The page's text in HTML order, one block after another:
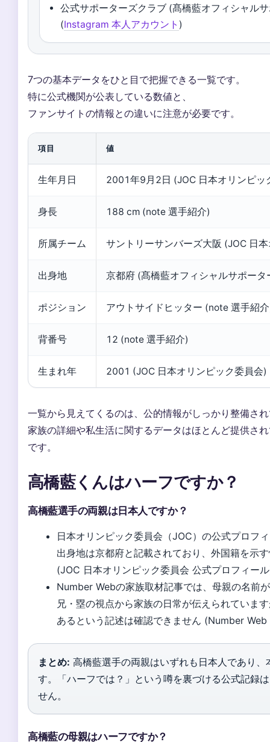
公式サポーターズクラブ (髙橋藍オフィシャル
(Instagram 本人アカウント )
7つの基本データをひと目で把握できる一覧です。
特に公式機関が公表している数値と、
ファンサイトの情報との違いに注意が必要です。
項目 値
生年月日 2001年9月2日 (JOC 日本オリンピッ
身長 188 cm (note 選手紹介)
所属チーム サントリーサンバーズ大阪 (JOC 日
出身地 京都府 (髙橋藍オフィシャルサポータ
ポジション アウトサイドヒッター (note 選手紹
背番号 12 (note 選手紹介)
生まれ年 2001 (JOC 日本オリンピック委員会)
一覧から見えてくるのは、公的情報がしっかり整備さ
家族の詳細や私生活に関するデータはほとんど提供さ
です。
高橋藍くんはハーフですか？
高橋藍選手の両親は日本人ですか？
日本オリンピック委員会（JOC）の公式プロフ
出身地は京都府と記載されており、外国籍を示
(JOC 日本オリンピック委員会 公式プロフィー
Number Webの家族取材記事では、母親の名前
兄・塁の視点から家族の日常が伝えられていま
あるという記述は確認できません (Number
まとめ: 高橋藍選手の両親はいずれも日本人であり、
す。「ハーフでは？」という噂を裏づける公式記録
せん。
高橋藍の母親はハーフですか？